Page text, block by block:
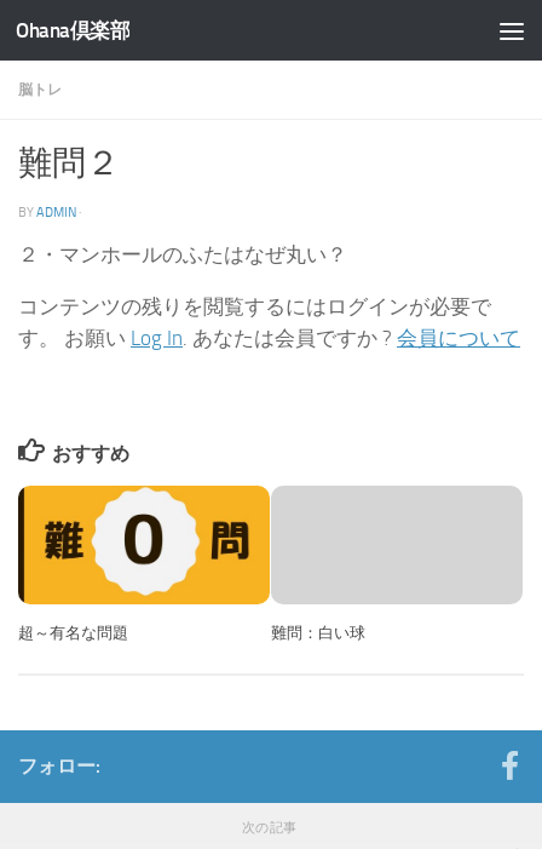
コンテンツへスキップ
Ohana倶楽部
脳トレ
難問２
BYADMIN ·
２・マンホールのふたはなぜ丸い？
コンテンツの残りを閲覧するにはログインが必要で
す。 お願い Log In. あなたは会員ですか ? 会員について
おすすめ
超～有名な問題 難問：白い球
フォロー:
次の記事